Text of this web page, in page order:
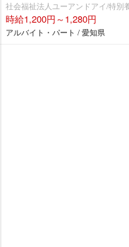
社会福祉法人ユーアンドアイ/特別
時給1,200円～1,280円
アルバイト・パート / 愛知県